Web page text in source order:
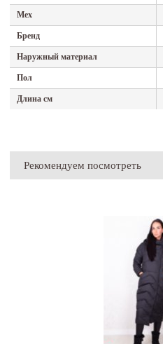
Мех
Бренд
Наружный материал
Пол
Длина см
Рекомендуем посмотреть